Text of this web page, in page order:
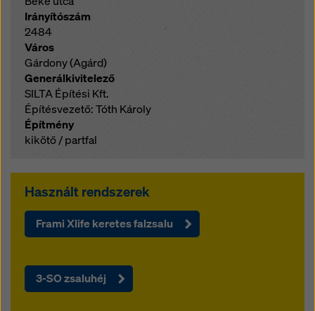
Irányítószám
2484
Város
Gárdony (Agárd)
Generálkivitelező
SILTA Építési Kft.
Építésvezető: Tóth Károly
Építmény
kikötő / partfal
Használt rendszerek
Frami Xlife keretes falzsalu
3-SO zsaluhéj